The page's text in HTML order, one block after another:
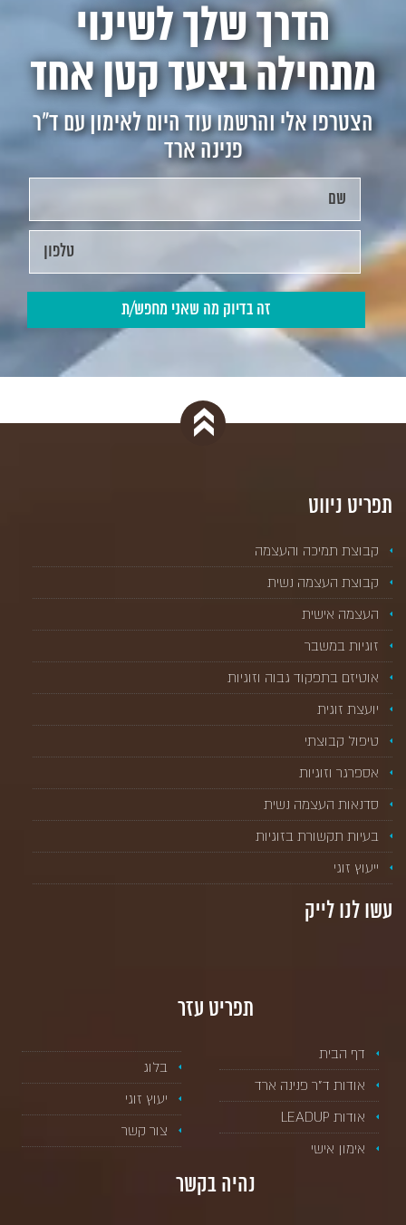
הדרך שלך לשינוי
מתחילה בצעד קטן אחד
הצטרפו אלי והרשמו עוד היום לאימון עם ד"ר
פנינה ארד
תפריט ניווט
קבוצת תמיכה והעצמה
קבוצת העצמה נשית
העצמה אישית
זוגיות במשבר
אוטיזם בתפקוד גבוה וזוגיות
יועצת זוגית
טיפול קבוצתי
אספרגר וזוגיות
סדנאות העצמה נשית
בעיות תקשורת בזוגיות
ייעוץ זוגי
עשו לנו לייק
תפריט עזר
דף הבית
אודות ד”ר פנינה ארד
אודות LEADUP
אימון אישי
בלוג
יעוץ זוגי
צור קשר
נהיה בקשר